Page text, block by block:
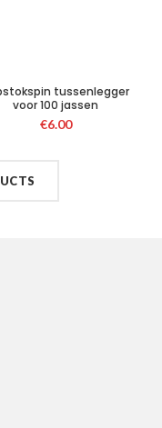
tussenlegger
voor 100 jassen
€6.00